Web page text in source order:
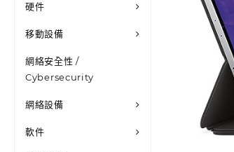
硬件
移動設備
網絡安全性 /
Cybersecurity
網絡設備
軟件